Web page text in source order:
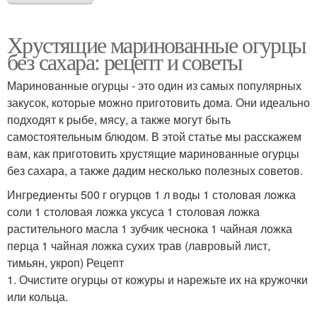
Хрустящие маринованные огурцы
без сахара: рецепт и советы
Маринованные огурцы - это один из самых популярных
закусок, которые можно приготовить дома. Они идеально
подходят к рыбе, мясу, а также могут быть
самостоятельным блюдом. В этой статье мы расскажем
вам, как приготовить хрустящие маринованные огурцы
без сахара, а также дадим несколько полезных советов.
Ингредиенты 500 г огурцов 1 л воды 1 столовая ложка
соли 1 столовая ложка уксуса 1 столовая ложка
растительного масла 1 зубчик чеснока 1 чайная ложка
перца 1 чайная ложка сухих трав (лавровый лист,
тимьян, укроп) Рецепт
1. Очистите огурцы от кожуры и нарежьте их на кружочки
или кольца.